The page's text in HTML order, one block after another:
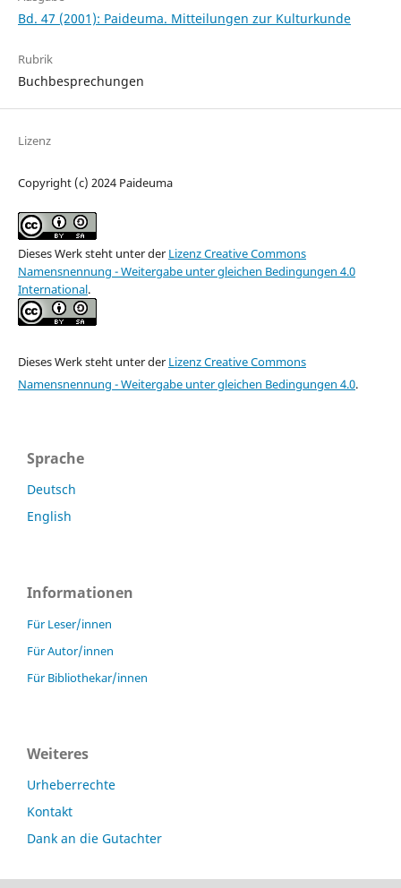
Bd. 47 (2001): Paideuma. Mitteilungen zur Kulturkunde
Rubrik
Buchbesprechungen
Lizenz
Copyright (c) 2024 Paideuma
Dieses Werk steht unter der Lizenz Creative Commons
Namensnennung - Weitergabe unter gleichen Bedingungen 4.0
International.
Dieses Werk steht unter der Lizenz Creative Commons
Namensnennung - Weitergabe unter gleichen Bedingungen 4.0.
Sprache
Deutsch
English
Informationen
Für Leser/innen
Für Autor/innen
Für Bibliothekar/innen
Weiteres
Urheberrechte
Kontakt
Dank an die Gutachter